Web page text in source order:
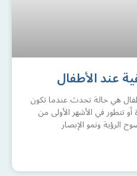
عند الأطفال
هي حالة تحدث عندما تكون
تتطور في الأشهر الأولى من
الرؤية ونمو الإبصار